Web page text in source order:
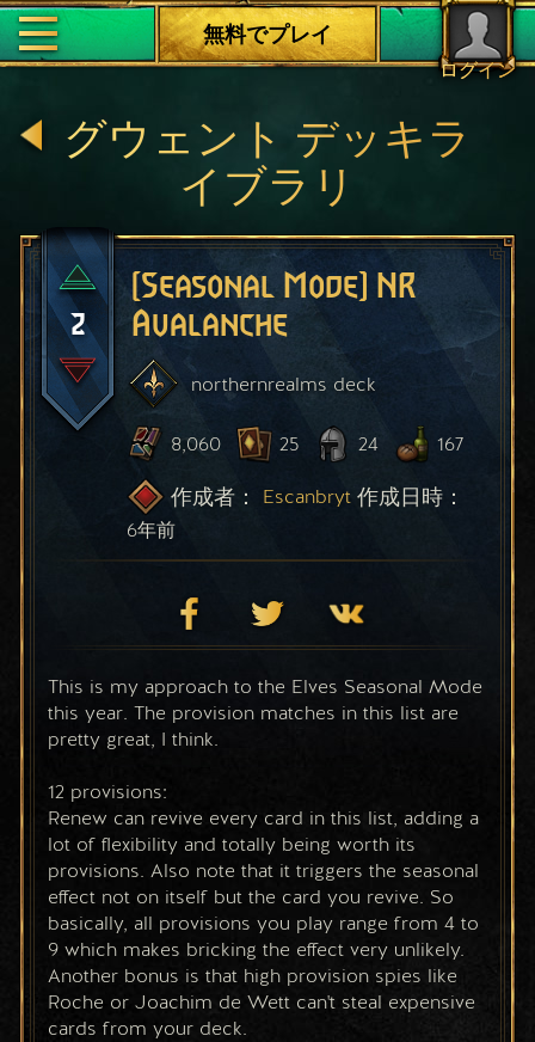
ログイン
無料でプレイ
グウェント デッキラ
イブラリ
2
[Seasonal Mode] NR
Avalanche
northernrealms deck
8,060 25 24 167
作成者： Escanbryt 作成日時：
6年前
This is my approach to the Elves Seasonal Mode
this year. The provision matches in this list are
pretty great, I think.
12 provisions:
Renew can revive every card in this list, adding a
lot of flexibility and totally being worth its
provisions. Also note that it triggers the seasonal
effect not on itself but the card you revive. So
basically, all provisions you play range from 4 to
9 which makes bricking the effect very unlikely.
Another bonus is that high provision spies like
Roche or Joachim de Wett can't steal expensive
cards from your deck.